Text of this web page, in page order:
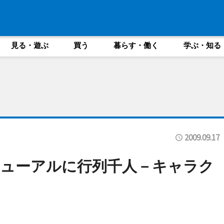
見る・遊ぶ 買う 暮らす・働く 学ぶ・知る
2009.09.17
ーアルに行列千人－キャラク